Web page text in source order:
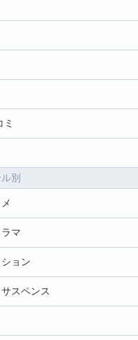
ミ
別
マ
ョン
スペンス